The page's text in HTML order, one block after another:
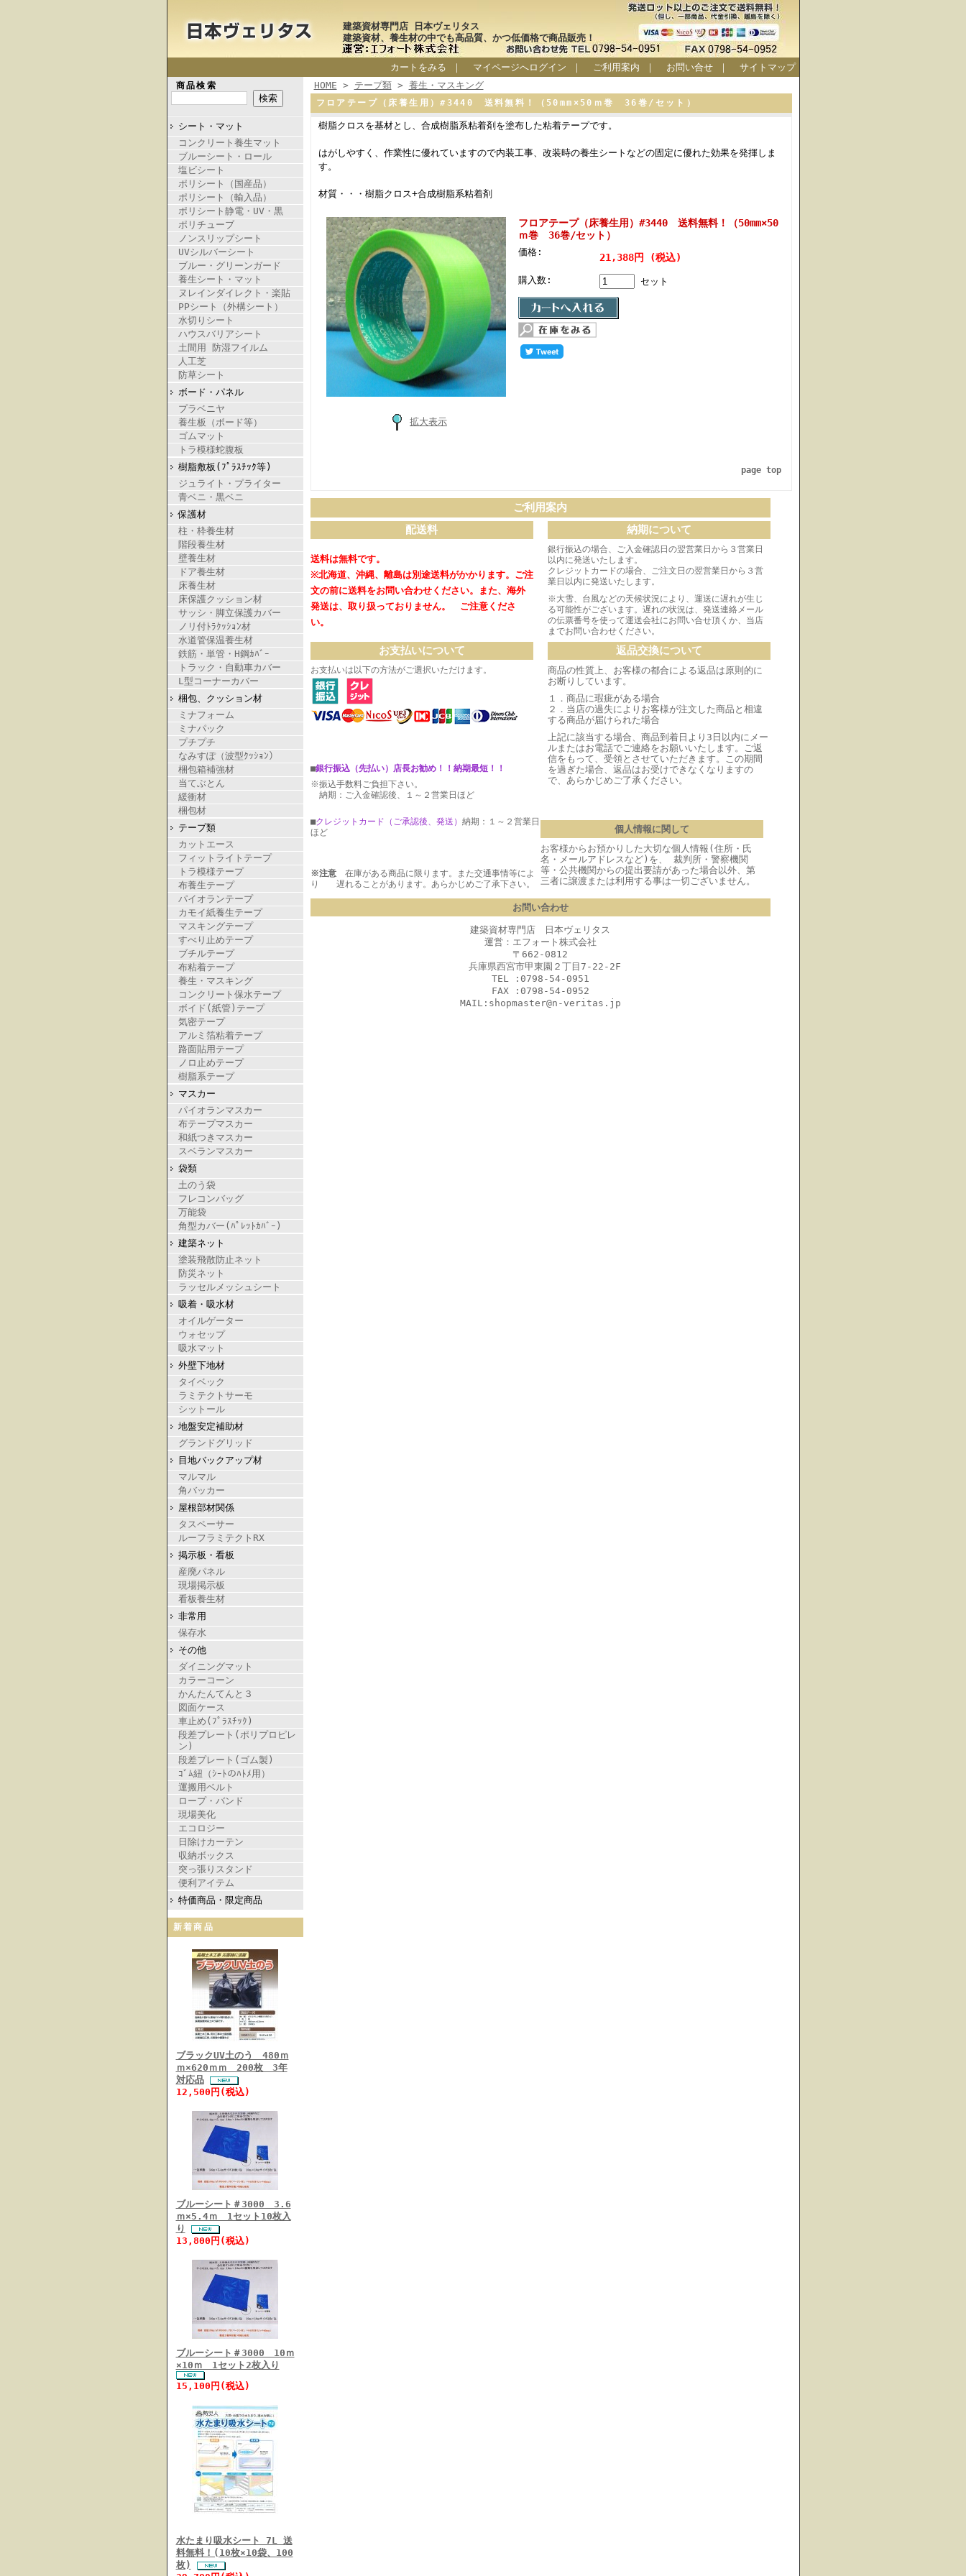
建築資材専門店 日本ヴェリタス
建築資材、養生材の中でも高品質、かつ低価格で商品販売！
カートをみる ｜ マイページへログイン ｜ ご利用案内 ｜ お問い合せ｜ サイトマップ
商品検索
シート・マット
コンクリート養生マット
ブルーシート・ロール
塩ビシート
ポリシート（国産品）
ポリシート（輸入品）
ポリシート静電・UV・黒
ポリチューブ
ノンスリップシート
UVシルバーシート
ブルー・グリーンガード
養生シート・マット
ヌレインダイレクト・楽貼
PPシート（外構シート）
水切りシート
ハウスバリアシート
土間用 防湿フイルム
人工芝
防草シート
ボード・パネル
プラベニヤ
養生板（ボード等）
ゴムマット
トラ模様蛇腹板
樹脂敷板(ﾌﾟﾗｽﾁｯｸ等)
ジュライト・プライター
青ベニ・黒ベニ
保護材
柱・枠養生材
階段養生材
壁養生材
ドア養生材
床養生材
床保護クッション材
サッシ・脚立保護カバー
ノリ付ﾄﾗｸｯｼｮﾝ材
水道管保温養生材
鉄筋・単管・H鋼ｶﾊﾞｰ
トラック・自動車カバー
L型コーナーカバー
梱包、クッション材
ミナフォーム
ミナパック
プチプチ
なみすぽ（波型ｸｯｼｮﾝ）
梱包箱補強材
当てぶとん
緩衝材
梱包材
テープ類
カットエース
フィットライトテープ
トラ模様テープ
布養生テープ
パイオランテープ
カモイ紙養生テープ
マスキングテープ
すべり止めテープ
ブチルテープ
布粘着テープ
養生・マスキング
コンクリート保水テープ
ボイド(紙管)テープ
気密テープ
アルミ箔粘着テープ
路面貼用テープ
ノロ止めテープ
樹脂系テープ
マスカー
パイオランマスカー
布テープマスカー
和紙つきマスカー
スベランマスカー
袋類
土のう袋
フレコンバッグ
万能袋
角型カバー(ﾊﾟﾚｯﾄｶﾊﾞｰ)
建築ネット
塗装飛散防止ネット
防災ネット
ラッセルメッシュシート
吸着・吸水材
オイルゲーター
ウォセップ
吸水マット
外壁下地材
タイベック
ラミテクトサーモ
シットール
地盤安定補助材
グランドグリッド
目地バックアップ材
マルマル
角バッカー
屋根部材関係
タスペーサー
ルーフラミテクトRX
掲示板・看板
産廃パネル
現場掲示板
看板養生材
非常用
保存水
その他
ダイニングマット
カラーコーン
かんたんてんと３
図面ケース
車止め(ﾌﾟﾗｽﾁｯｸ)
段差プレート(ポリプロピレ
ン)
段差プレート(ゴム製)
ｺﾞﾑ紐（ｼｰﾄのﾊﾄﾒ用）
運搬用ベルト
ロープ・バンド
現場美化
エコロジー
日除けカーテン
収納ボックス
突っ張りスタンド
便利アイテム
特価商品・限定商品
新着商品
ブラックUV土のう 480ｍ
ｍ×620ｍｍ 200枚 3年
対応品
12,500円(税込)
ブルーシート＃3000 3.6
ｍ×5.4ｍ 1セット10枚入
り
13,800円(税込)
ブルーシート＃3000 10ｍ
×10ｍ 1セット2枚入り
15,100円(税込)
水たまり吸水シート 7L 送
料無料！(10枚×10袋、100
枚)
HOME > テープ類> 養生・マスキング
フロアテープ（床養生用）#3440 送料無料！（50mm×50ｍ巻 36巻/セット）
樹脂クロスを基材とし、合成樹脂系粘着剤を塗布した粘着テープです。
はがしやすく、作業性に優れていますので内装工事、改装時の養生シートなどの固定に優れた効果を発揮しま
す。
材質・・・樹脂クロス+合成樹脂系粘着剤
拡大表示
フロアテープ（床養生用）#3440 送料無料！（50mm×50
ｍ巻 36巻/セット）
価格: 21,388円 (税込)
購入数: セット
page top
ご利用案内
配送料
送料は無料です。
※北海道、沖縄、離島は別途送料がかかります。 ご注
文の前に送料をお問い合わせください。
また、海外
発送は、取り扱っておりません。 ご注意くださ
い。
納期について
銀行振込の場合、ご入金確認日の翌営業日から３営業日
以内に発送いたします。
クレジットカードの場合、ご注文日の翌営業日から３営
業日以内に発送いたします。
※大雪、台風などの天候状況により、運送に遅れが生じ
る可能性がございます。遅れの状況は、発送連絡メール
の伝票番号を使って運送会社にお問い合せ頂くか、当店
までお問い合わせください。
お支払いについて
お支払いは以下の方法がご選択いただけます。
■銀行振込（先払い）店長お勧め！！納期最短！！
※振込手数料ご負担下さい。
納期：ご入金確認後、１～２営業日ほど
■クレジットカード（ご承認後、発送 ） 納期：１～２営業日
ほど
※注意在庫がある商品に限ります。また交通事情等によ
り 遅れることがあります。あらかじめご了承下さい。
返品交換について
商品の性質上、お客様の都合による返品は原則的に
お断りしています。
１．商品に瑕疵がある場合
２．当店の過失によりお客様が注文した商品と相違
する商品が届けられた場合
上記に該当する場合、商品到着日より3日以内にメー
ルまたはお電話でご連絡をお願いいたします。ご返
信をもって、受領とさせていただきます。この期間
を過ぎた場合、返品はお受けできなくなりますの
で、あらかじめご了承ください。
個人情報に関して
お客様からお預かりした大切な個人情報(住所・氏
名・メールアドレスなど)を、 裁判所・警察機関
等・公共機関からの提出要請があった場合以外、第
三者に譲渡または利用する事は一切ございません。
お問い合わせ
建築資材専門店 日本ヴェリタス
運営：エフォート株式会社
〒662-0812
兵庫県西宮市甲東園２丁目7-22-2F
TEL :0798-54-0951
FAX :0798-54-0952
MAIL:shopmaster@n-veritas.jp